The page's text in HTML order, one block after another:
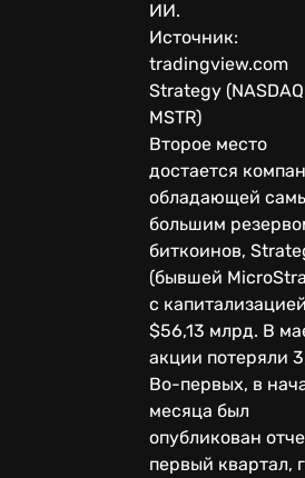
ИИ.
Источник:
tradingview.com
Strategy
MSTR)
Второе место
достается
обладающей
большим
биткоинов,
(бывшей
с капитализацией
$56,13 млрд. В
акции потеряли
Во-первых, в
месяца был
опубликован
первый квартал,